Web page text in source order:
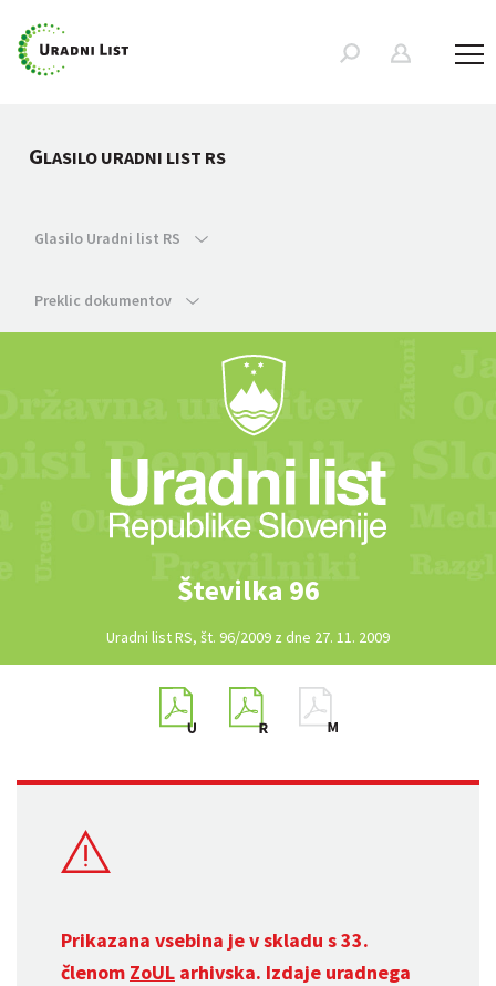
GLASILO URADNI LIST RS
Glasilo Uradni list RS
Preklic dokumentov
Številka 96
Uradni list RS, št. 96/2009 z dne 27. 11. 2009
Prikazana vsebina je v skladu s 33.
členom ZoUL arhivska. Izdaje uradnega